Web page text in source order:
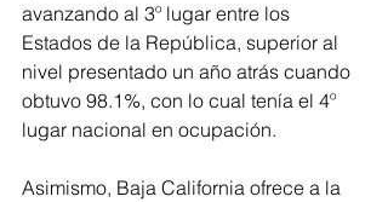
avanzando al 3º lugar entre los
Estados de la República, superior al
nivel presentado un año atrás cuando
obtuvo 98.1%, con lo cual tenía el 4º
lugar nacional en ocupación.
Asimismo, Baja California ofrece a la